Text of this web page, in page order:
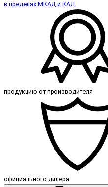
в пределах МКАД и КАД
продукцию от производителя
официального дилера